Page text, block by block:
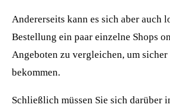
Andererseits kann es sich aber auch
Bestellung ein paar einzelne Shops
Angeboten zu vergleichen, um sicher
bekommen.
Schließlich müssen Sie sich darüber